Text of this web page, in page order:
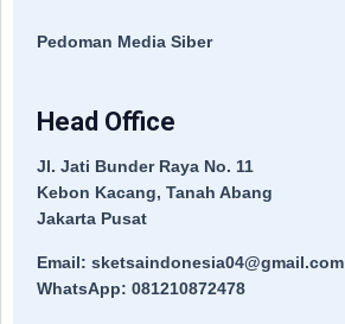
Pedoman Media Siber
Head Office
Jl. Jati Bunder Raya No. 11
Kebon Kacang, Tanah Abang
Jakarta Pusat
Email: sketsaindonesia04@gmail.com
WhatsApp: 081210872478